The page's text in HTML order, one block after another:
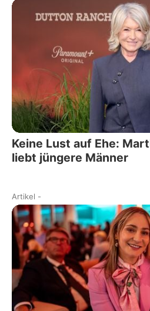
Keine Lust auf Ehe:
liebt jüngere Männer
Artikel -